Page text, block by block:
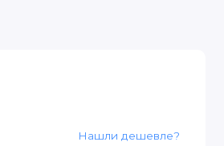
Нашли дешевле?